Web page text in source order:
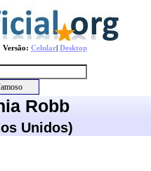
Celular| Desktop
Robb
Unidos)